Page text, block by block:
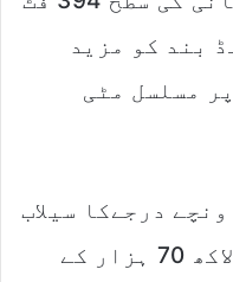
بند کو مزید
مسلسل مٹی
درجےکا سیلاب
ہے جہاں پانی کا بہاؤ 3 لاکھ 70 ہزار کے